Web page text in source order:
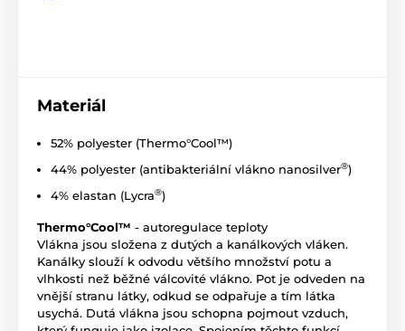
Materiál
52% polyester (Thermo°Cool™)
44% polyester (antibakteriální vlákno nanosilver®)
4% elastan (Lycra®)
Thermo°Cool™ - autoregulace teploty
Vlákna jsou složena z dutých a kanálkových vláken.
Kanálky slouží k odvodu většího množství potu a
vlhkosti než běžné válcovité vlákno. Pot je odveden na
vnější stranu látky, odkud se odpařuje a tím látka
usychá. Dutá vlákna jsou schopna pojmout vzduch,